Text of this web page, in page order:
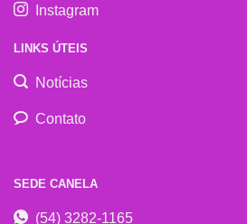
Instagram
LINKS ÚTEIS
Notícias
Contato
SEDE CANELA
(54) 3282-1165